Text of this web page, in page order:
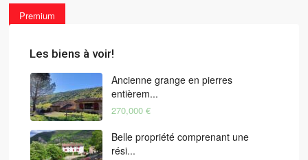
Premium
Les biens à voir!
Ancienne grange en pierres
entièrem...
270,000 €
Belle propriété comprenant une
rési...